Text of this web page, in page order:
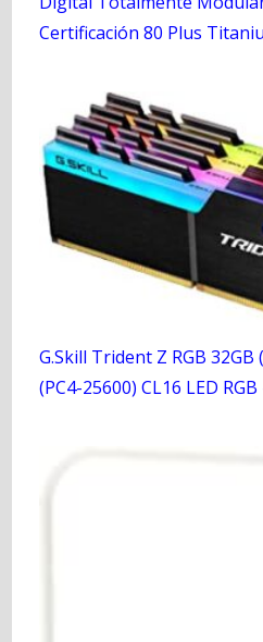
Certificación 80 Plus
G.Skill Trident Z RGB 32GB
(PC4-25600) CL16 LED